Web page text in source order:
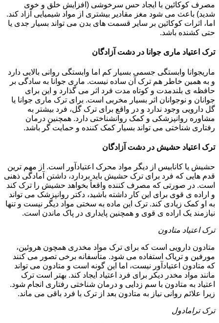
مصرف کوکائین با ایجاد حس سرخوشی (افزایش خلق و خوی
شدید) باعث می شود مغز مقادیر بیشتری از مواد شیمیایی آزاد کند.
اما، اثرات کوکائین بر سایر قسمت های بدن می تواند بسیار جدی یا
حتی کشنده باشد.
ترک اعتیاد ماری جوانا در دشت آزادگان
ماریجوانا وابستگی جسمی بسیار کم اما وابستگی روانی بالایی دارد
و به همین خاطر هم ترک آن ساده نیست. ماری جوانا به سادگی بر
حافظه ی بلندمدت و کوتاه مدت فرد اثر می گذارد و این برای
جوانان و نوجوانان اثر بسیار مخربی است. برای ترک ماری جوانا یا
گل دارویی وجود ندارد و در واقع برای ترک گل، فرد بیشتر به
مشاوره روانپزشکی و کمک روانشناختی دارد. همچنین درمان
رفتاری شناختی می تواند بسیار کمک کننده و حمایت گر باشد.
ترک اعتیاد حشیش در دشت آزادگان
حشیش یا کانابیس از دیگر مواد محرک اعتیادآور است. از مهم ترین
قدم هایی که فرد برای ترک حشیش باید بردارد، داشتن آمادگی ذهنی
است. در صورتی که مصرف کننده واقعاً بخواهد حشیش را ترک کند
و اراده ی قوی برای این کار داشته باشید، دکتر روانپزشک می تواند
به او کمک زیادی کند. ترک این ماده به سختی مواد دیگر نیست و تنها
نیازمند یک اراده ی قوی و همچنین پایداری در پاک ماندن است.
ترک اعتیاد متادون
متادون دارویی است که برای ترک مواد مخدری همچون هروئین،
مورفین و تریاک استفاده می شود. متأسفانه برخی تصور می کنند
که متادون اعتیادآور نیست، اما این گونه است و متادون می تواند
مانند مواد مخدر دیکر برای فرد اعتیاد ایجاد کند. بهتر است ترک
اعتیاد به متادون با سم زدایی و درمان شناختی رفتاری انجام شود.
زیرا علائم روانی نیاز به متادون بعد از ترک با فرد باقی می ماند.
ترک ترامادول